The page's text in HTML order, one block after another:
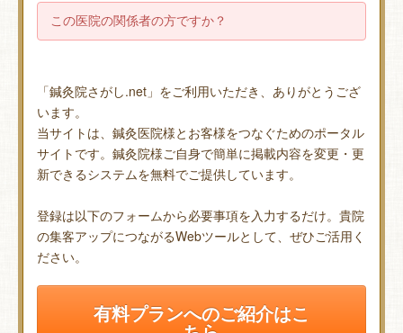
この医院の関係者の方ですか？
「鍼灸院さがし.net」をご利用いただき、ありがとうござ
います。
当サイトは、鍼灸医院様とお客様をつなぐためのポータル
サイトです。鍼灸院様ご自身で簡単に掲載内容を変更・更
新できるシステムを無料でご提供しています。
登録は以下のフォームから必要事項を入力するだけ。貴院
の集客アップにつながるWebツールとして、ぜひご活用く
ださい。
有料プランへのご紹介はこ